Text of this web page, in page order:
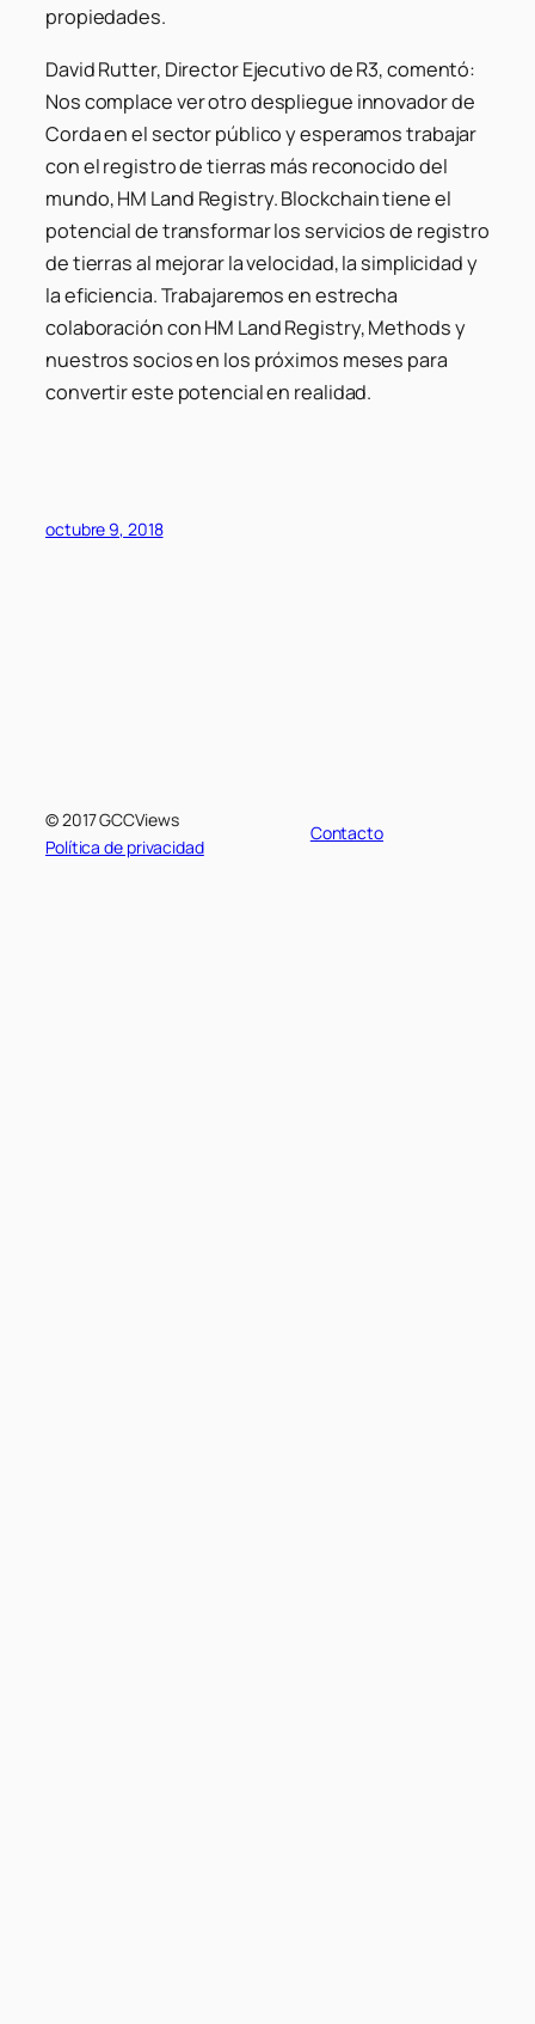
propiedades.
David Rutter, Director Ejecutivo de R3, comentó:
Nos complace ver otro despliegue innovador de
Corda en el sector público y esperamos trabajar
con el registro de tierras más reconocido del
mundo, HM Land Registry. Blockchain tiene el
potencial de transformar los servicios de registro
de tierras al mejorar la velocidad, la simplicidad y
la eficiencia. Trabajaremos en estrecha
colaboración con HM Land Registry, Methods y
nuestros socios en los próximos meses para
convertir este potencial en realidad.
octubre 9, 2018
© 2017 GCCViews
Política de privacidad
Contacto